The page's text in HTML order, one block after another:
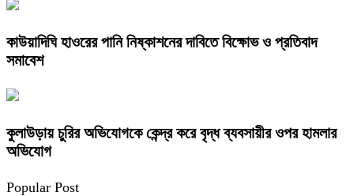
কাউয়াদিঘি হাওরের পানি নিষ্কাশনের দাবিতে বিক্ষোভ ও প্রতিবাদ
সমাবেশ
কুলাউড়ায় চুরির অভিযোগকে কেন্দ্র করে বৃদ্ধ ব্যবসায়ীর ওপর হামলার
অভিযোগ
Popular Post